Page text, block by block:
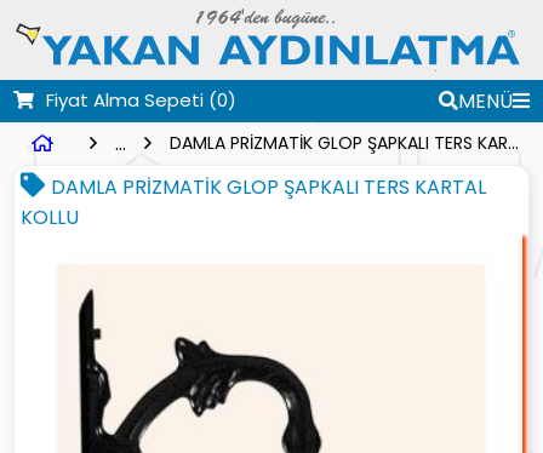
Fiyat Alma Sepeti (0)
MENÜ
...
DAMLA PRİZMATİK GLOP ŞAPKALI TERS KARTAL KOLLU
DAMLA PRİZMATİK GLOP ŞAPKALI TERS KARTAL
KOLLU